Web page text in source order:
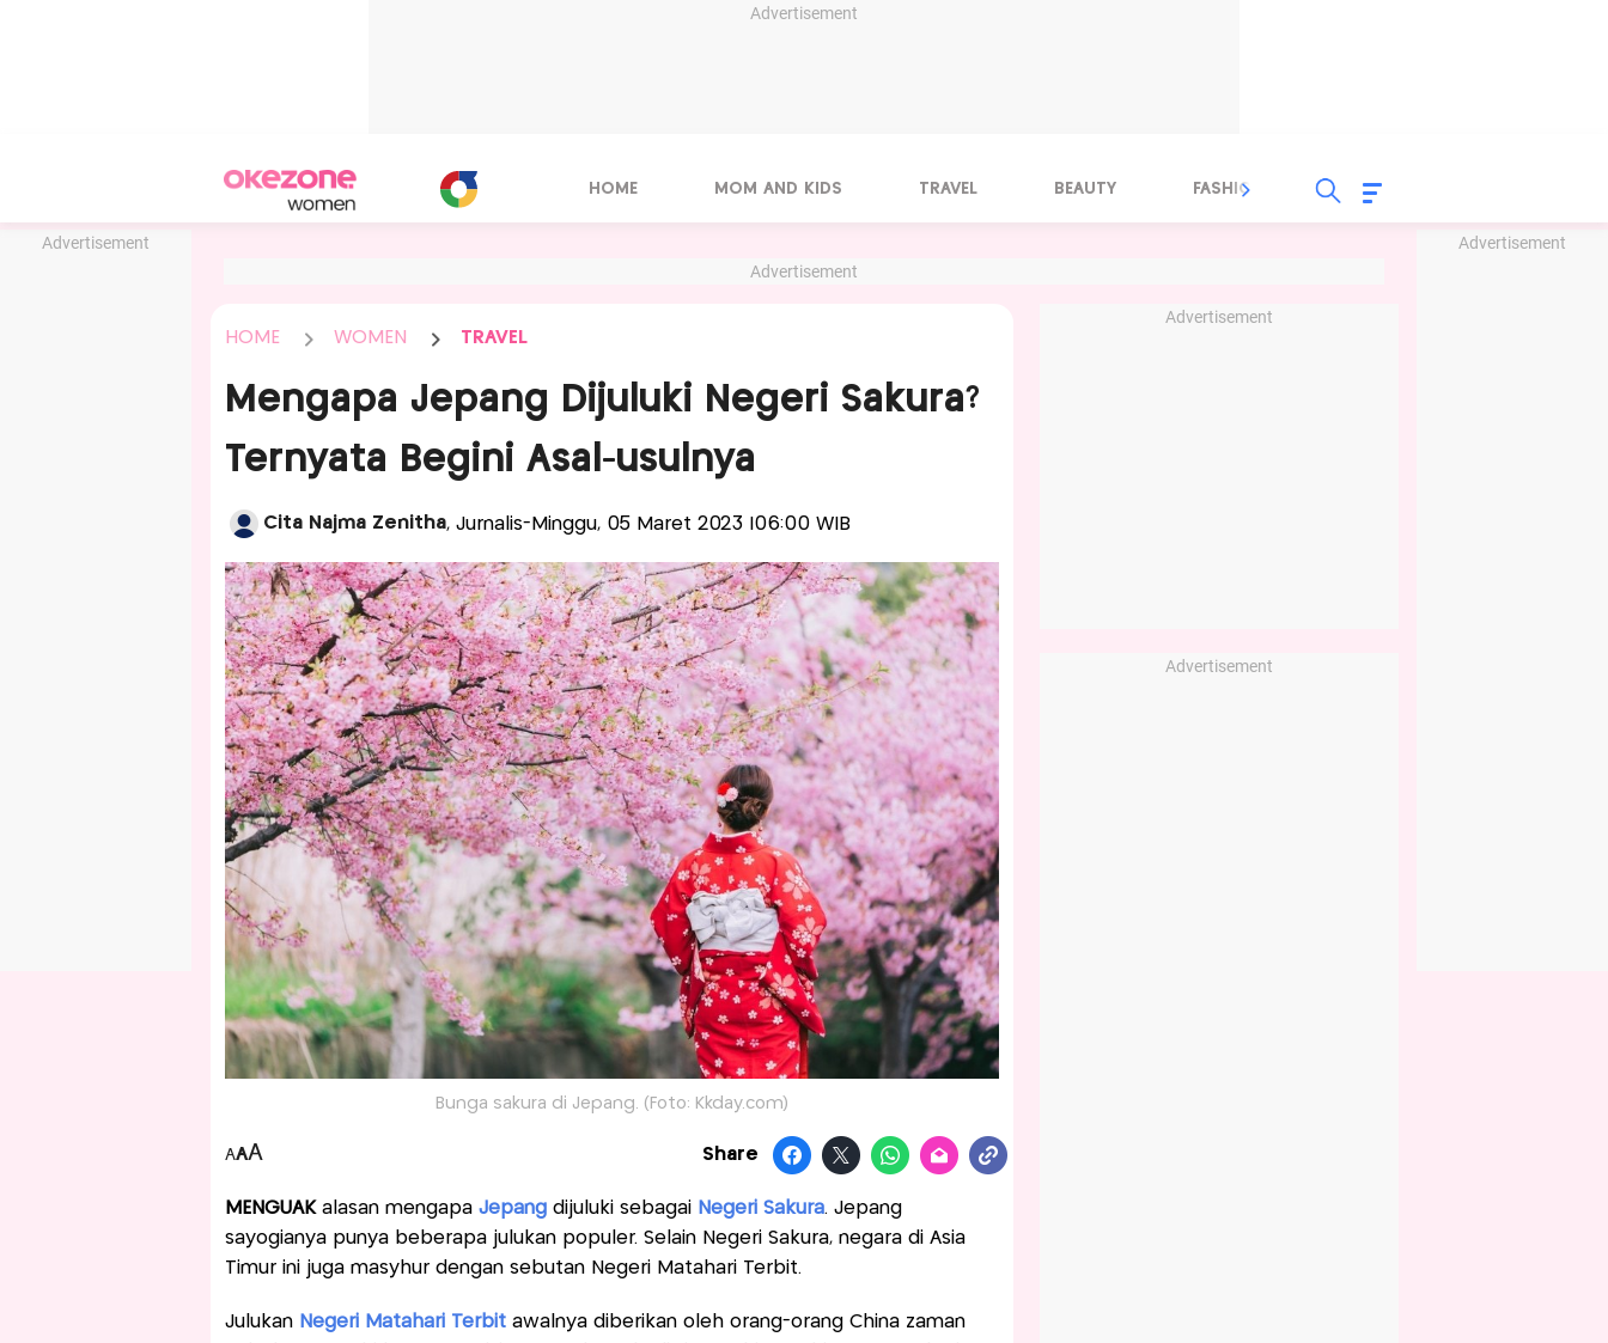
Advertisement
Advertisement Advertisement
HOME MOM AND KIDS TRAVEL BEAUTY FASHION FOOD
Advertisement
HOME WOMEN TRAVEL
Mengapa Jepang Dijuluki Negeri Sakura?
Ternyata Begini Asal-usulnya
Cita Najma Zenitha, Jurnalis-Minggu, 05 Maret 2023 |06:00 WIB
Bunga sakura di Jepang. (Foto: Kkday.com)
AAA Share
MENGUAKalasan mengapa Jepang dijuluki sebagai Negeri Sakura. Jepang
sayogianya punya beberapa julukan populer. Selain Negeri Sakura, negara di Asia
Timur ini juga masyhur dengan sebutan Negeri Matahari Terbit.
Julukan Negeri Matahari Terbitawalnya diberikan oleh orang-orang China zaman
Advertisement
Advertisement